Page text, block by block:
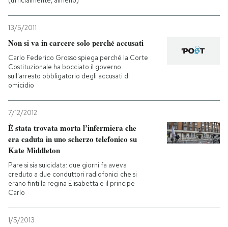
13/5/2011
Non si va in carcere solo perché accusati
Carlo Federico Grosso spiega perché la Corte
Costituzionale ha bocciato il governo
sull'arresto obbligatorio degli accusati di
omicidio
7/12/2012
È stata trovata morta l’infermiera che
era caduta in uno scherzo telefonico su
Kate Middleton
Pare si sia suicidata: due giorni fa aveva
creduto a due conduttori radiofonici che si
erano finti la regina Elisabetta e il principe
Carlo
1/5/2013